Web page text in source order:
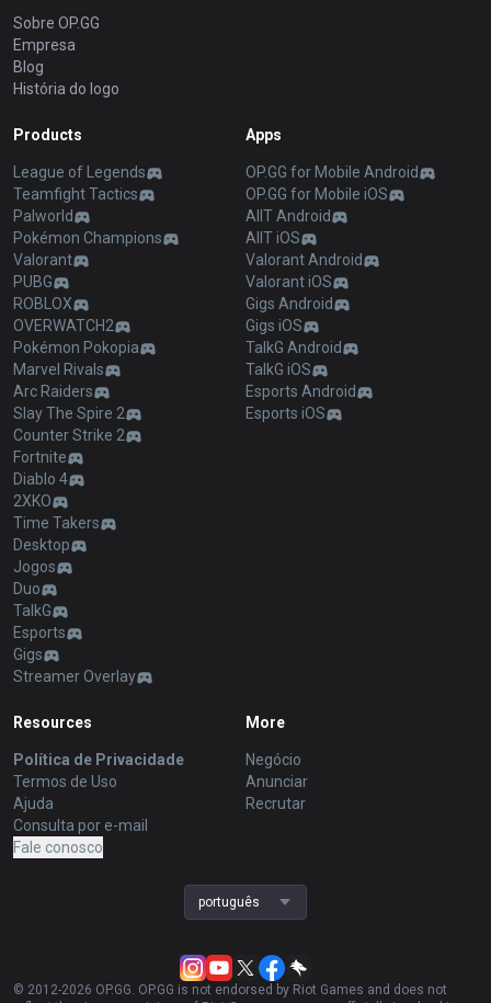
Sobre OP.GG
Empresa
Blog
História do logo
Products
League of Legends
Teamfight Tactics
Palworld
Pokémon Champions
Valorant
PUBG
ROBLOX
OVERWATCH2
Pokémon Pokopia
Marvel Rivals
Arc Raiders
Slay The Spire 2
Counter Strike 2
Fortnite
Diablo 4
2XKO
Time Takers
Desktop
Jogos
Duo
TalkG
Esports
Gigs
Streamer Overlay
Apps
OP.GG for Mobile Android
OP.GG for Mobile iOS
AllT Android
AllT iOS
Valorant Android
Valorant iOS
Gigs Android
Gigs iOS
TalkG Android
TalkG iOS
Esports Android
Esports iOS
Resources
Política de Privacidade
Termos de Uso
Ajuda
Consulta por e-mail
Fale conosco
More
Negócio
Anunciar
Recrutar
português
© 2012-2026 OP.GG. OP.GG is not endorsed by Riot Games and does not